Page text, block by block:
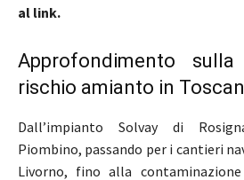
al link.
Approfondimento
rischio amianto in
Dall’impianto Solvay di
Piombino, passando per i cantieri
Livorno, fino alla